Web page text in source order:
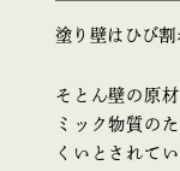
塗り壁はひび割
そとん壁の原
ミック物質の
くいとされて